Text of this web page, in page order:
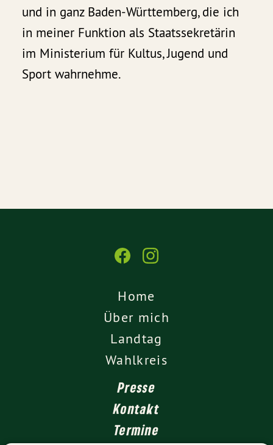
und in ganz Baden-Württemberg, die ich
in meiner Funktion als Staatssekretärin
im Ministerium für Kultus, Jugend und
Sport wahrnehme.
Home
Über mich
Landtag
Wahlkreis
Presse
Kontakt
Termine